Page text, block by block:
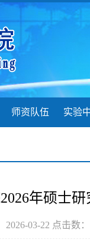
师资队伍 实验
年硕士
2026-03-22 点击数：